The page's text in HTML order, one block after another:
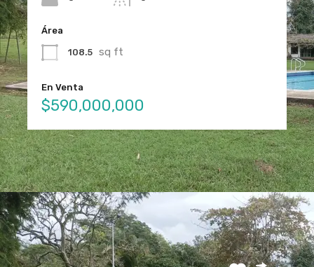
Área
108.5 sq ft
En Venta
$590,000,000